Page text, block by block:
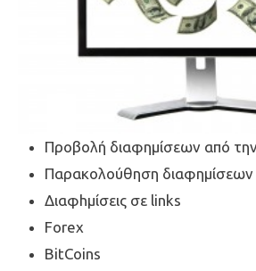
Προβολή διαφημίσεων από
​Παρακολούθηση διαφημίσεων
Διαφhμίσεις σε links
Forex
BitCoins